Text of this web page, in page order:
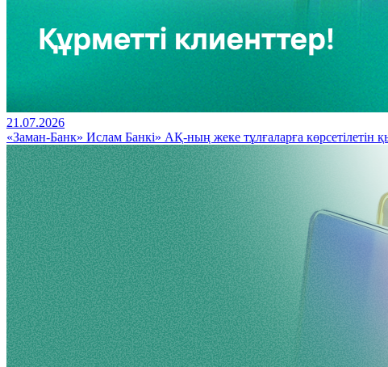
21.07.2026
«Заман-Банк» Ислам Банкі» АҚ-ның жеке тұлғаларға көрсетілетін